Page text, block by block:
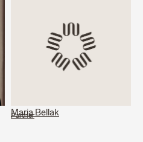
Maria Bellak
Partner